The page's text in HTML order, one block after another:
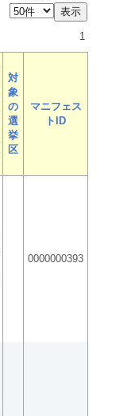
1
対
象
の
選
挙
区
マニフェス
トID
0000000393